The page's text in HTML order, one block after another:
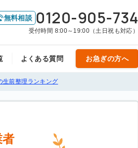
無料相談 0120-905-734
受付時間 8:00～19:00（土日祝も対応）
よくある質問 お急ぎの方へ
生前整理ランキング